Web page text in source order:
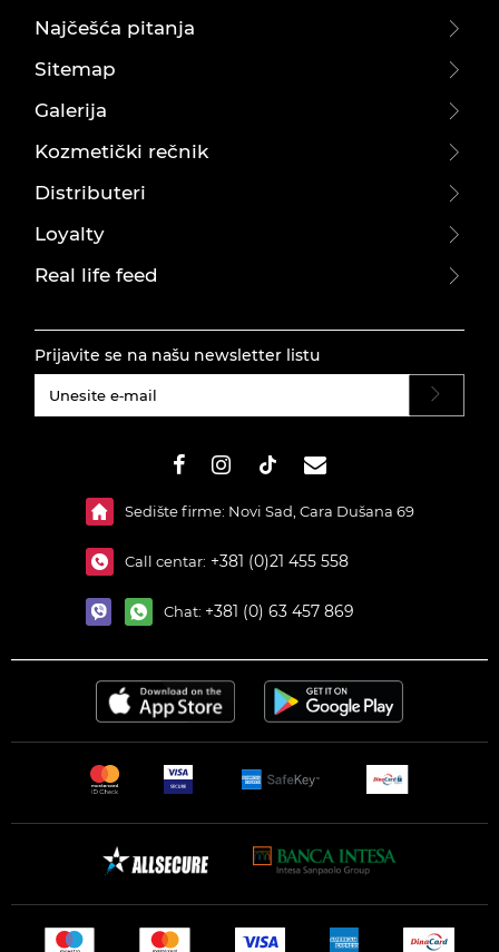
Najčešća pitanja
Sitemap
Galerija
Kozmetički rečnik
Distributeri
Loyalty
Real life feed
Prijavite se na našu newsletter listu
Sedište firme: Novi Sad, Cara Dušana 69
Call centar: +381 (0)21 455 558
Chat: +381 (0) 63 457 869